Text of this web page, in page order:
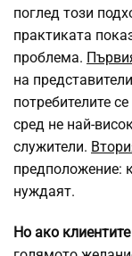
поглед този
практиката
проблема.
на
потребителите
сред не най-
служители.
предположение:
нуждаят.
Но ако